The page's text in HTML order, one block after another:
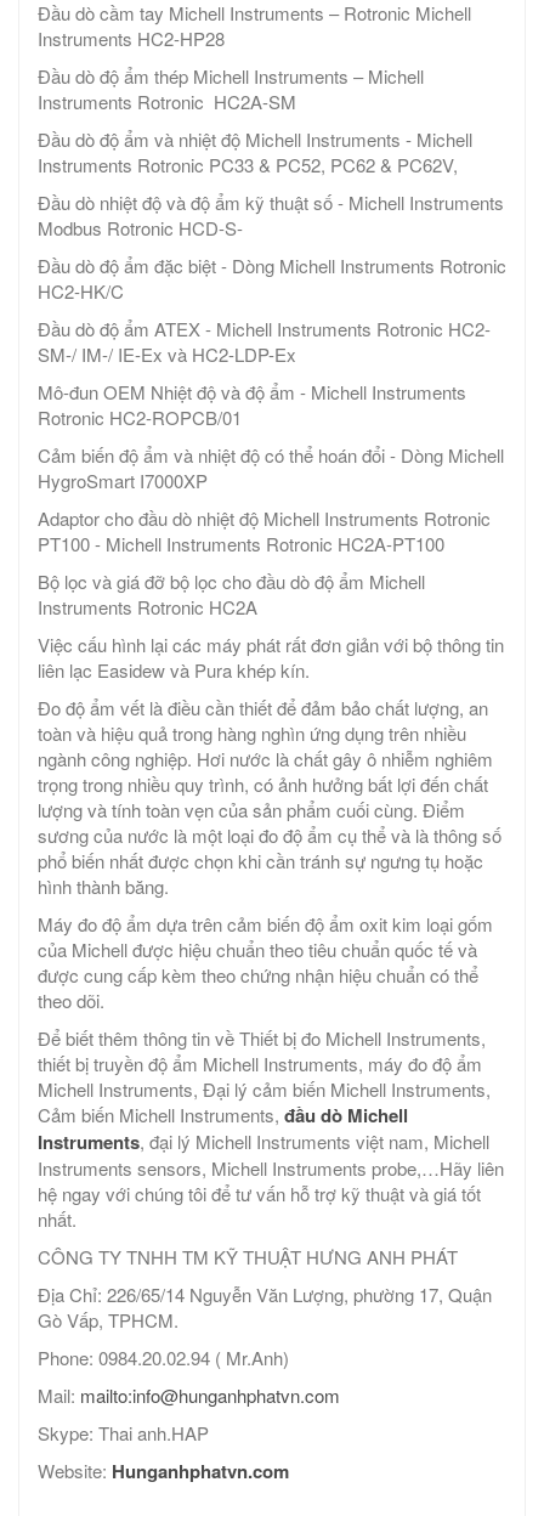
Đầu dò cầm tay Michell Instruments – Rotronic Michell
Instruments HC2-HP28
Đầu dò độ ẩm thép Michell Instruments – Michell
Instruments Rotronic HC2A-SM
Đầu dò độ ẩm và nhiệt độ Michell Instruments - Michell
Instruments Rotronic PC33 & PC52, PC62 & PC62V,
Đầu dò nhiệt độ và độ ẩm kỹ thuật số - Michell Instruments
Modbus Rotronic HCD-S-
Đầu dò độ ẩm đặc biệt - Dòng Michell Instruments Rotronic
HC2-HK/C
Đầu dò độ ẩm ATEX - Michell Instruments Rotronic HC2-
SM-/ IM-/ IE-Ex và HC2-LDP-Ex
Mô-đun OEM Nhiệt độ và độ ẩm - Michell Instruments
Rotronic HC2-ROPCB/01
Cảm biến độ ẩm và nhiệt độ có thể hoán đổi - Dòng Michell
HygroSmart I7000XP
Adaptor cho đầu dò nhiệt độ Michell Instruments Rotronic
PT100 - Michell Instruments Rotronic HC2A-PT100
Bộ lọc và giá đỡ bộ lọc cho đầu dò độ ẩm Michell
Instruments Rotronic HC2A
Việc cấu hình lại các máy phát rất đơn giản với bộ thông tin
liên lạc Easidew và Pura khép kín.
Đo độ ẩm vết là điều cần thiết để đảm bảo chất lượng, an
toàn và hiệu quả trong hàng nghìn ứng dụng trên nhiều
ngành công nghiệp. Hơi nước là chất gây ô nhiễm nghiêm
trọng trong nhiều quy trình, có ảnh hưởng bất lợi đến chất
lượng và tính toàn vẹn của sản phẩm cuối cùng. Điểm
sương của nước là một loại đo độ ẩm cụ thể và là thông số
phổ biến nhất được chọn khi cần tránh sự ngưng tụ hoặc
hình thành băng.
Máy đo độ ẩm dựa trên cảm biến độ ẩm oxit kim loại gốm
của Michell được hiệu chuẩn theo tiêu chuẩn quốc tế và
được cung cấp kèm theo chứng nhận hiệu chuẩn có thể
theo dõi.
Để biết thêm thông tin về Thiết bị đo Michell Instruments,
thiết bị truyền độ ẩm Michell Instruments, máy đo độ ẩm
Michell Instruments, Đại lý cảm biến Michell Instruments,
Cảm biến Michell Instruments, đầu dò Michell
Instruments, đại lý Michell Instruments việt nam, Michell
Instruments sensors, Michell Instruments probe,…Hãy liên
hệ ngay với chúng tôi để tư vấn hỗ trợ kỹ thuật và giá tốt
nhất.
CÔNG TY TNHH TM KỸ THUẬT HƯNG ANH PHÁT
Địa Chỉ: 226/65/14 Nguyễn Văn Lượng, phường 17, Quận
Gò Vấp, TPHCM.
Phone: 0984.20.02.94 ( Mr.Anh)
Mail: mailto:info@hunganhphatvn.com
Skype: Thai anh.HAP
Website: Hunganhphatvn.com